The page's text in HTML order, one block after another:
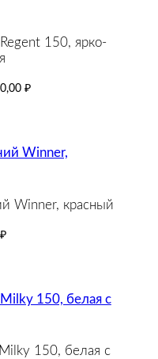
150, ярко-
₽
Winner, красный
₽
150, белая с